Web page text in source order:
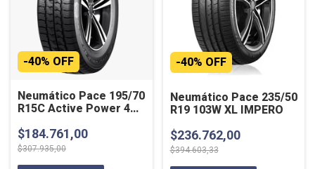
Neumático Pace 195/70
R15C Active Power 4
-40% OFF
$184.761,00
$307.935,00
Neumático Pace 235/50
R19 103W XL IMPERO
-40% OFF
$236.762,00
$394.603,33